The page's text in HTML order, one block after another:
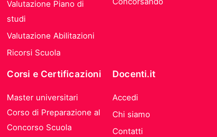
Valutazione Piano di
studi
Valutazione Abilitazioni
Ricorsi Scuola
Corsi e Certificazioni
Master universitari
Corso di Preparazione al
Concorso Scuola
Docenti.it
Accedi
Chi siamo
Contatti